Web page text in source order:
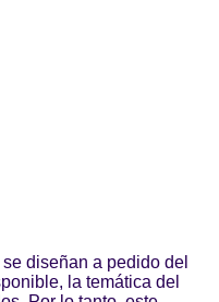
diseñan a pedido del
la temática del